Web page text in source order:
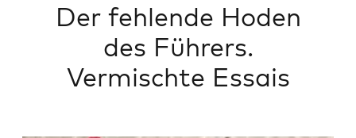
Der fehlende Hoden
des Führers.
Vermischte Essais